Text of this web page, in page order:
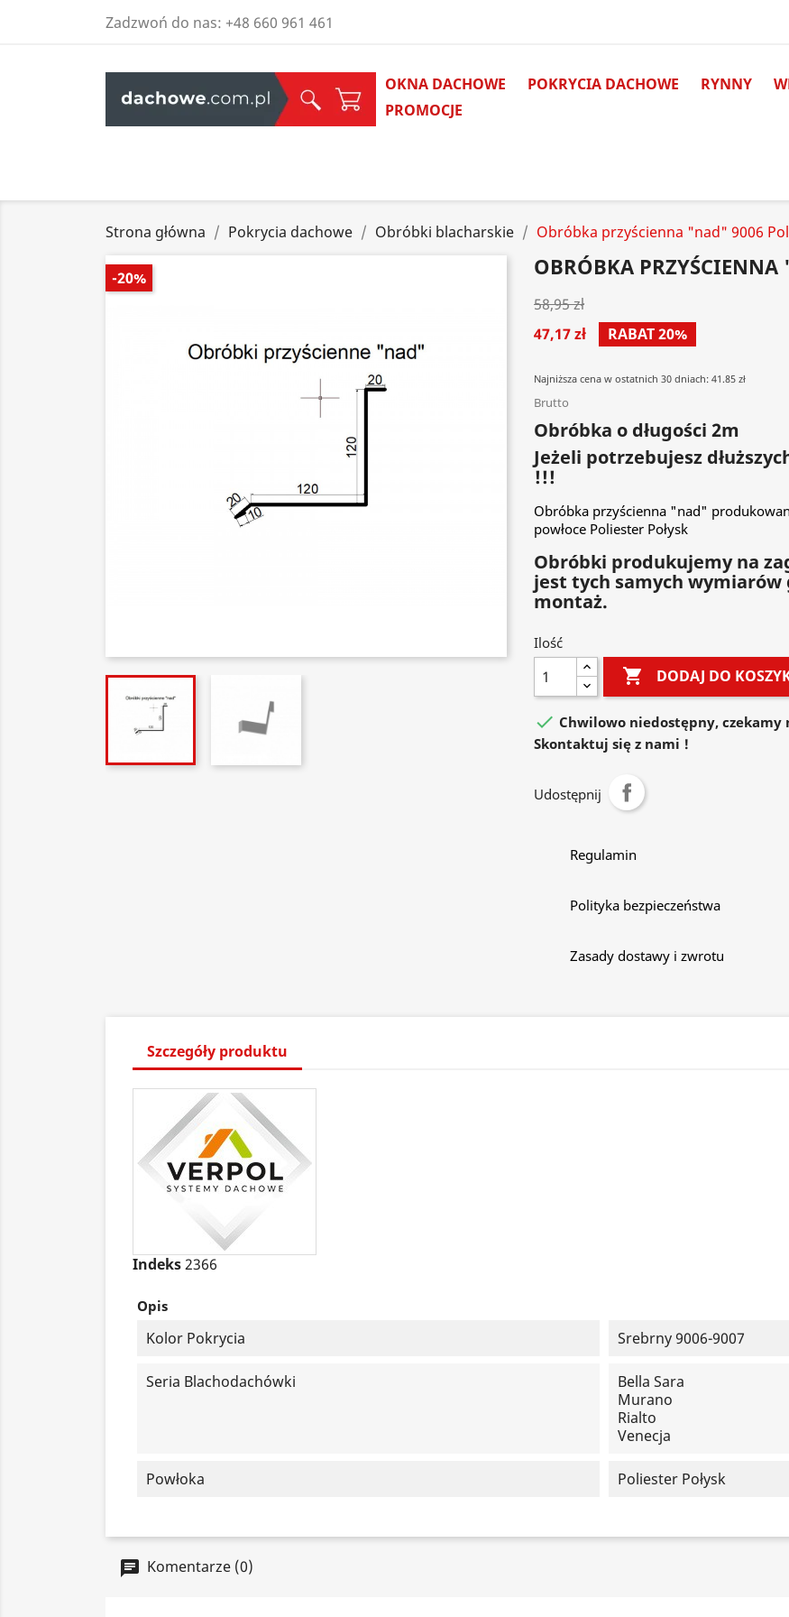
Zadzwoń do nas: +48 660 961 461
OKNA DACHOWE POKRYCIA DACHOWE RYNNY
PROMOCJE
Strona główna Pokrycia dachowe Obróbki blacharskie Obróbka przyścienna "nad" 9006
-20% OBRÓBKA
58,95 zł
47,17 zł
RABAT 20%
Najniższa cena w ostatnich 30 dniach: 41.85 zł
Brutto
Obróbka o długości 2m
Jeżeli potrzebujesz
!!!
Obróbka przyścienna "nad"
powłoce Poliester Połysk
Obróbki produkujemy na
jest tych samych
montaż.
Ilość
 DODAJ DO
 Chwilowo niedostępny,
Skontaktuj się z nami !
Udostępnij
Regulamin
Polityka bezpieczeństwa
Zasady dostawy i zwrotu
Szczegóły produktu
Indeks2366
Opis
Kolor Pokrycia Srebrny 9006-9007
Seria Blachodachówki
Bella Sara
Murano
Rialto
Venecja
Powłoka Poliester Połysk
Komentarze (0)